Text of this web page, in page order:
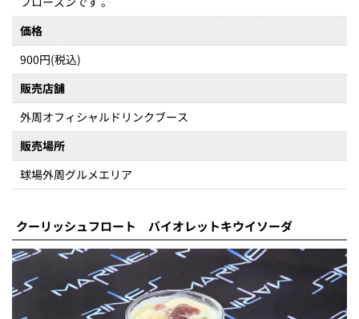
価格
900円(税込)
販売店舗
外周オフィシャルドリンクブース
販売場所
球場外周グルメエリア
クーリッシュフロート バイオレットキウイソーダ